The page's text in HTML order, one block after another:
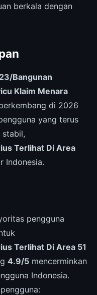
berkala dengan
Bangunan
Klaim Menara
di 2026
yang terus
stabil,
Terlihat Di Area
Indonesia.
pengguna
Terlihat Di Area 51
4.9/5 mencerminkan
Indonesia.